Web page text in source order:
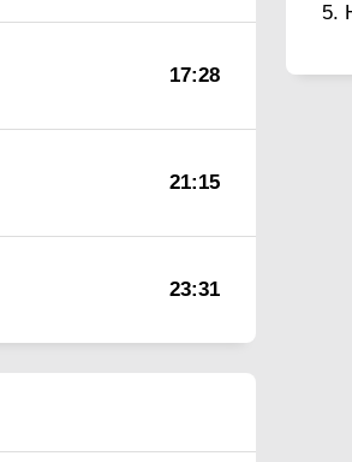
17:28
21:15
23:31